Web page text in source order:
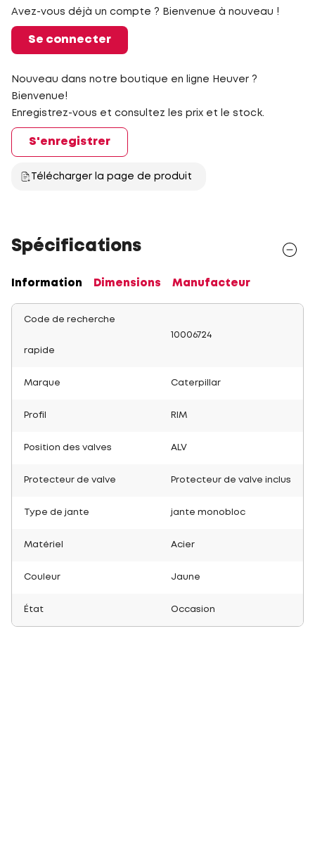
Avez-vous déjà un compte ? Bienvenue à nouveau !
Se connecter
Nouveau dans notre boutique en ligne Heuver ?
Bienvenue!
Enregistrez-vous et consultez les prix et le stock.
S'enregistrer
Télécharger la page de produit
Spécifications
Information Dimensions Manufacteur
Code de recherche
rapide
10006724
Marque Caterpillar
Profil RIM
Position des valves ALV
Protecteur de valve Protecteur de valve inclus
Type de jante jante monobloc
Matériel Acier
Couleur Jaune
État Occasion